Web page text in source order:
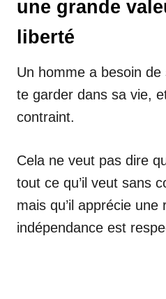
une grande
liberté
Un homme a besoin de
te garder dans sa vie,
contraint.
Cela ne veut pas dire
tout ce qu’il veut sans
mais qu’il apprécie une
indépendance est